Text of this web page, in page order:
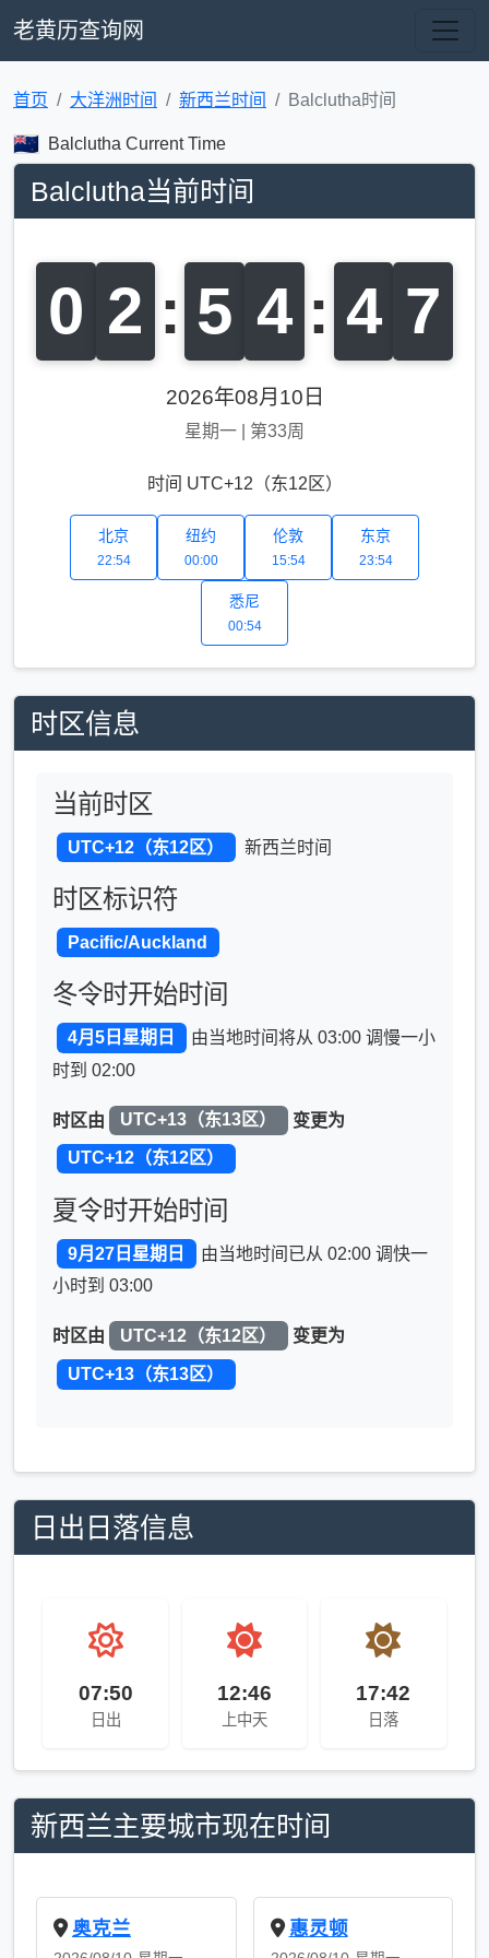
老黄历查询网
首页 大洋洲时间 新西兰时间 Balclutha时间
Balclutha Current Time
Balclutha当前时间
0 2 : 5 4 : 4 8
2026年08月10日
星期一 第33周
时间 UTC+12（东12区）
北京
22:54
纽约
00:00
伦敦
15:54
东京
23:54
悉尼
00:54
时区信息
当前时区
UTC+12（东12区） 新西兰时间
时区标识符
Pacific/Auckland
冬令时开始时间
4月5日星期日
由当地时间将从 03:00 调慢一小
时到 02:00
时区由 UTC+13（东13区） 变更为
UTC+12（东12区）
夏令时开始时间
9月27日星期日
由当地时间已从 02:00 调快一
小时到 03:00
时区由 UTC+12（东12区） 变更为
UTC+13（东13区）
日出日落信息
07:50
日出
12:46
上中天
17:42
日落
新西兰主要城市现在时间
奥克兰 惠灵顿